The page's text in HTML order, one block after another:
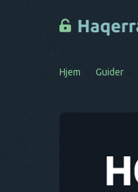
Hjem Guider